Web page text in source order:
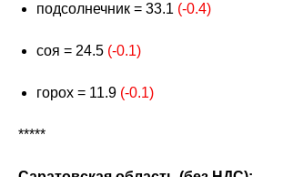
подсолнечник = 33.1 (-0.4)
соя = 24.5 (-0.1)
горох = 11.9 (-0.1)
*****